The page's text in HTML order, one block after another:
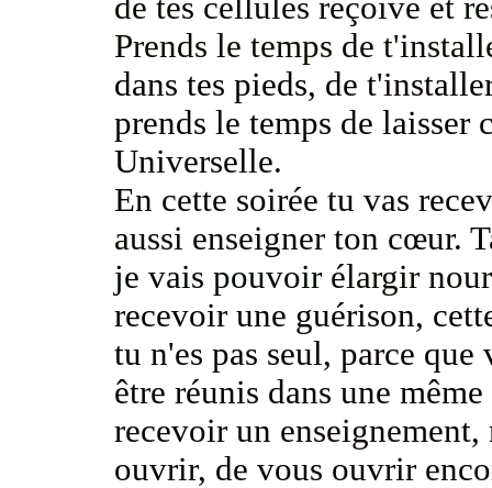
de tes cellulesreçoive et
Prends le temps de
dans tes pieds, de
prends le temps de
Universelle.
En cette soirée tu vas
aussi enseigner ton cœur.
je vais pouvoir élargir
recevoirune guérison,
tu n'es pas seul, parce que
être réunis dans une
recevoir un
ouvrir, de vous ouvrir